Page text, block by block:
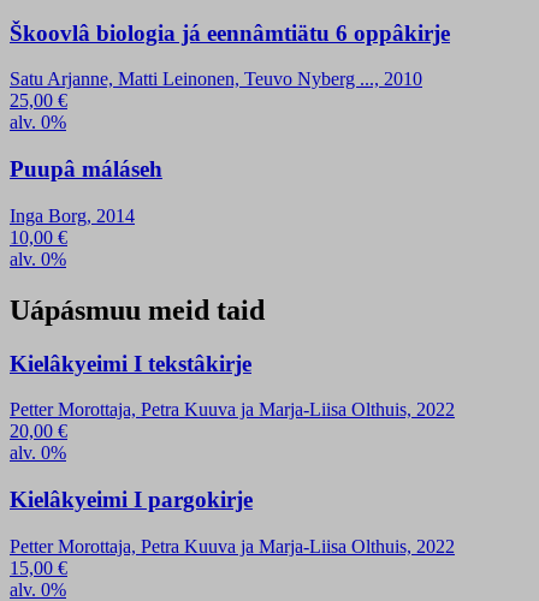
Škoovlâ biologia já eennâmtiätu 6 oppâkirje
Satu Arjanne, Matti Leinonen, Teuvo Nyberg ..., 2010
25,00 €
alv. 0%
Puupâ máláseh
Inga Borg, 2014
10,00 €
alv. 0%
Uápásmuu meid taid
Kielâkyeimi I tekstâkirje
Petter Morottaja, Petra Kuuva ja Marja-Liisa Olthuis, 2022
20,00 €
alv. 0%
Kielâkyeimi I pargokirje
Petter Morottaja, Petra Kuuva ja Marja-Liisa Olthuis, 2022
15,00 €
alv. 0%